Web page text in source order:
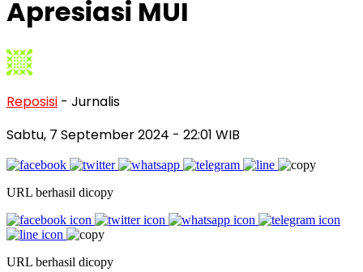
Apresiasi MUI
Reposisi - Jurnalis
Sabtu, 7 September 2024 - 22:01 WIB
URL berhasil dicopy
URL berhasil dicopy